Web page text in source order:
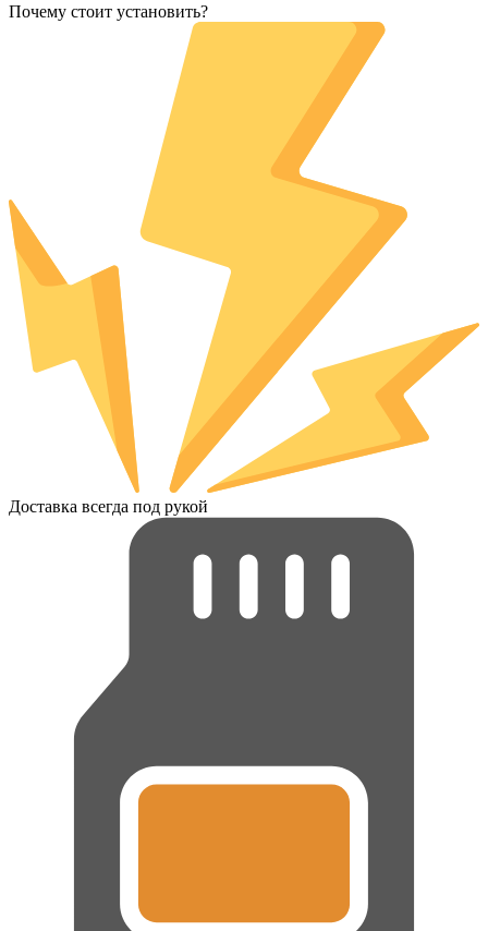
Почему стоит установить?
Доставка всегда под рукой